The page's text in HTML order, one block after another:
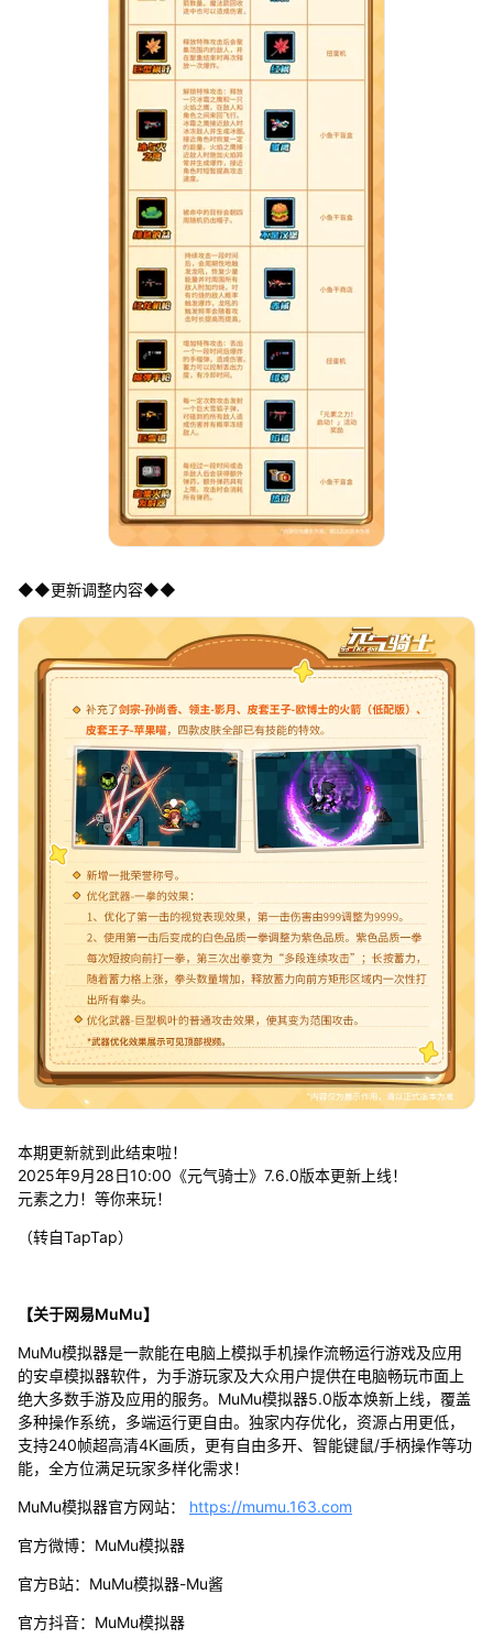
◆◆更新调整内容◆◆
本期更新就到此结束啦！
2025年9月28日10:00《元气骑士》7.6.0版本更新上线！
元素之力！等你来玩！
（转自TapTap）
【关于网易MuMu】
MuMu模拟器是一款能在电脑上模拟手机操作流畅运行游戏及应用
的安卓模拟器软件，为手游玩家及大众用户提供在电脑畅玩市面上
绝大多数手游及应用的服务。MuMu模拟器5.0版本焕新上线，覆盖
多种操作系统，多端运行更自由。独家内存优化，资源占用更低，
支持240帧超高清4K画质，更有自由多开、智能键鼠/手柄操作等功
能，全方位满足玩家多样化需求！
MuMu模拟器官方网站： https://mumu.163.com
官方微博：MuMu模拟器
官方B站：MuMu模拟器-Mu酱
官方抖音：MuMu模拟器